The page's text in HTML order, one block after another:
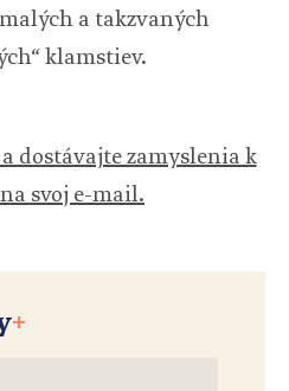
a takzvaných
klamstiev.
dostávajte zamyslenia k
svoj e-mail.
+